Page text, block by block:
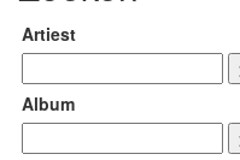
Artiest
Album